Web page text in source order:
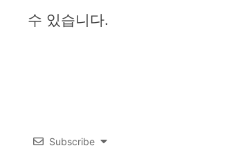
수 있습니다.
Subscribe